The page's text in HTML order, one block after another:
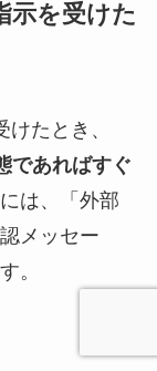
示を受けた
たとき、
であればすぐ
は、「外部
メッセー
。